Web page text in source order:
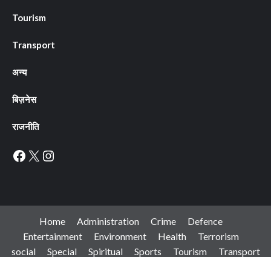
Tourism
Transport
अन्य
बिज़नेस
राजनीति
Facebook
X Instagram
Home Administration Crime
Defence
Entertainment
Environment Health
Terrorism
social
Special Spiritual Sports Tourism Transport